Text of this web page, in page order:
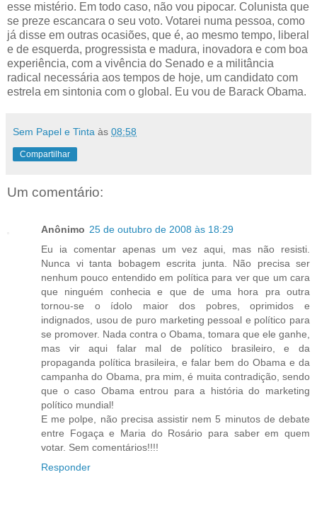
esse mistério. Em todo caso, não vou pipocar. Colunista que
se preze escancara o seu voto. Votarei numa pessoa, como
já disse em outras ocasiões, que é, ao mesmo tempo, liberal
e de esquerda, progressista e madura, inovadora e com boa
experiência, com a vivência do Senado e a militância
radical necessária aos tempos de hoje, um candidato com
estrela em sintonia com o global. Eu vou de Barack Obama.
Sem Papel e Tinta às 08:58
Compartilhar
Um comentário:
Anônimo 25 de outubro de 2008 às 18:29
Eu ia comentar apenas um vez aqui, mas não resisti.
Nunca vi tanta bobagem escrita junta. Não precisa ser
nenhum pouco entendido em política para ver que um cara
que ninguém conhecia e que de uma hora pra outra
tornou-se o ídolo maior dos pobres, oprimidos e
indignados, usou de puro marketing pessoal e político para
se promover. Nada contra o Obama, tomara que ele ganhe,
mas vir aqui falar mal de político brasileiro, e da
propaganda política brasileira, e falar bem do Obama e da
campanha do Obama, pra mim, é muita contradição, sendo
que o caso Obama entrou para a história do marketing
político mundial!
E me polpe, não precisa assistir nem 5 minutos de debate
entre Fogaça e Maria do Rosário para saber em quem
votar. Sem comentários!!!!
Responder